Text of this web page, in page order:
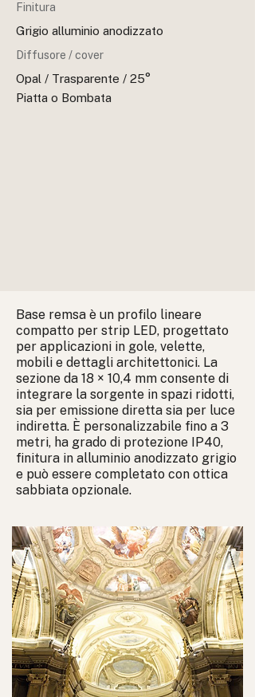
Finitura
Grigio alluminio anodizzato
Diffusore / cover
Opal / Trasparente / 25°
Piatta o Bombata
Base remsa è un profilo lineare
compatto per strip LED, progettato
per applicazioni in gole, velette,
mobili e dettagli architettonici. La
sezione da 18 × 10,4 mm consente di
integrare la sorgente in spazi ridotti,
sia per emissione diretta sia per luce
indiretta. È personalizzabile fino a 3
metri, ha grado di protezione IP40,
finitura in alluminio anodizzato grigio
e può essere completato con ottica
sabbiata opzionale.